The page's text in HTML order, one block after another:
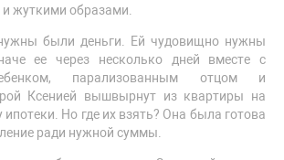
жуткими образами.
были деньги. Ей чудовищно нужны
ее через несколько дней вместе с
парализованным отцом и
Ксенией вышвырнут из квартиры на
ипотеки. Но где их взять? Она была готова
ради нужной суммы.